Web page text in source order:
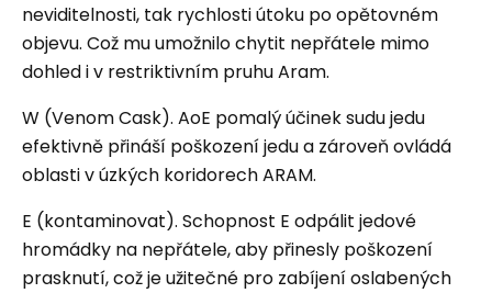
neviditelnosti, tak rychlosti útoku po opětovném
objevu. Což mu umožnilo chytit nepřátele mimo
dohled i v restriktivním pruhu Aram.
W (Venom Cask). AoE pomalý účinek sudu jedu
efektivně přináší poškození jedu a zároveň ovládá
oblasti v úzkých koridorech ARAM.
E (kontaminovat). Schopnost E odpálit jedové
hromádky na nepřátele, aby přinesly poškození
prasknutí, což je užitečné pro zabíjení oslabených